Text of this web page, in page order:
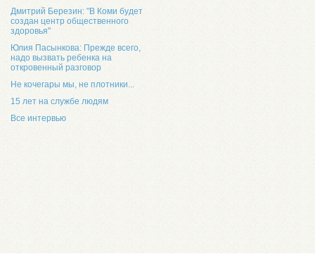
Дмитрий Березин: "В Коми будет
создан центр общественного
здоровья"
Юлия Пасынкова: Прежде всего,
надо вызвать ребенка на
откровенный разговор
Не кочегары мы, не плотники...
15 лет на службе людям
Все интервью